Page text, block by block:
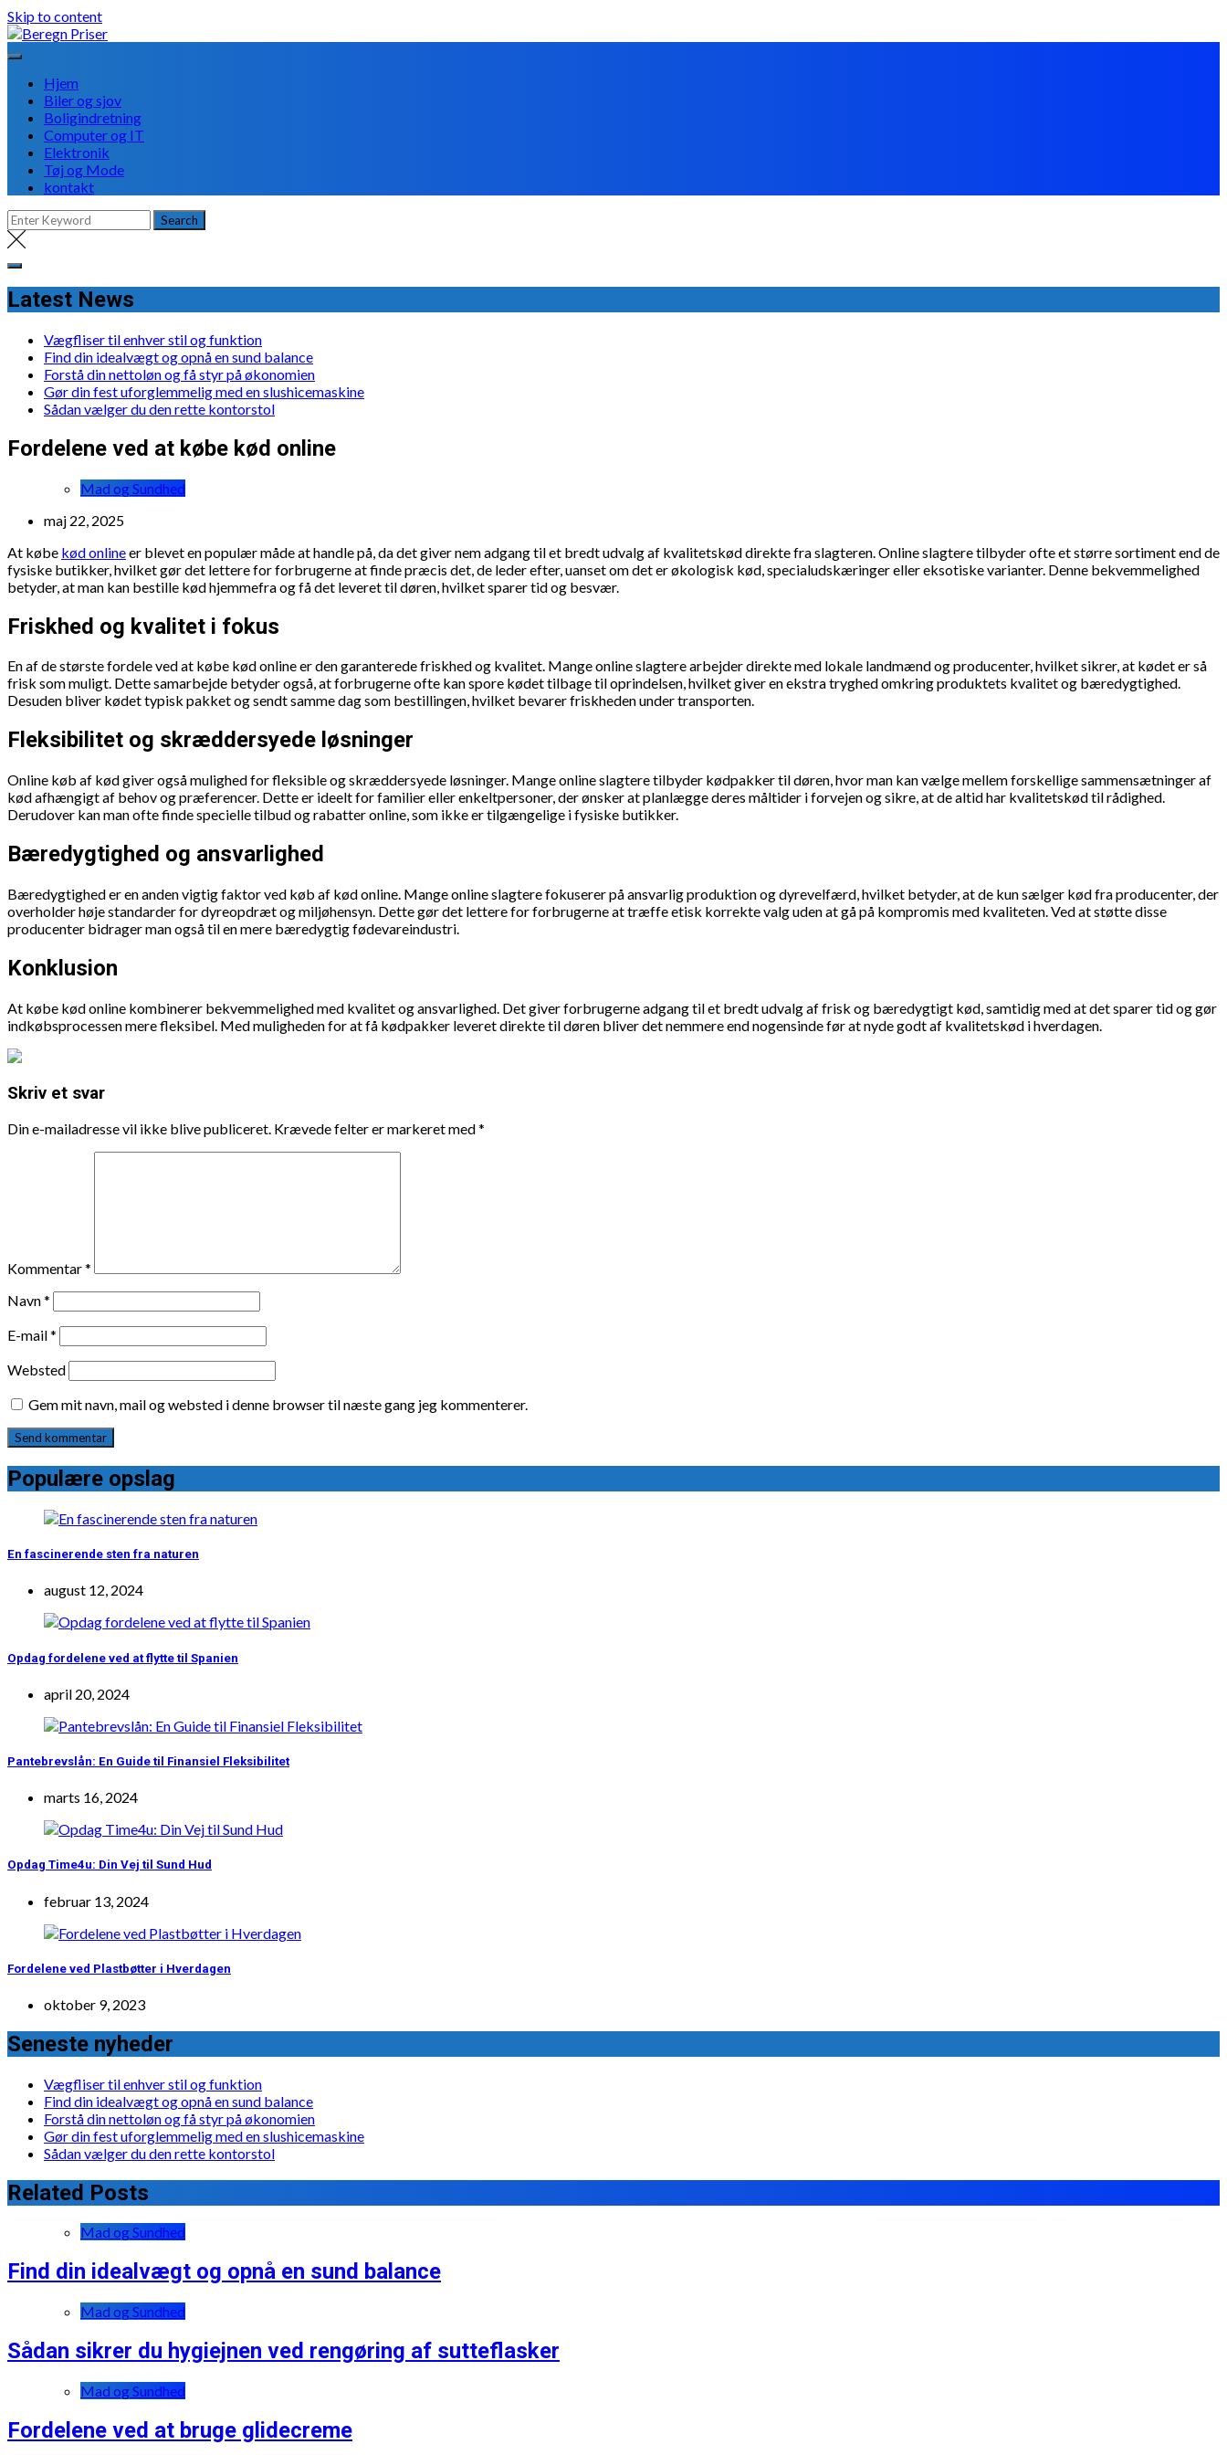
Skip to content
Hjem
Biler og sjov
Boligindretning
Computer og IT
Elektronik
Tøj og Mode
kontakt
Latest News
Vægfliser til enhver stil og funktion
Find din idealvægt og opnå en sund balance
Forstå din nettoløn og få styr på økonomien
Gør din fest uforglemmelig med en slushicemaskine
Sådan vælger du den rette kontorstol
Fordelene ved at købe kød online
Mad og Sundhed
maj 22, 2025
At købe kød onlineer blevet en populær måde at handle på, da det giver nem adgang til et bredt udvalg af kvalitetskød direkte fra slagteren. Online slagtere tilbyder ofte et større sortiment end de
fysiske butikker, hvilket gør det lettere for forbrugerne at finde præcis det, de leder efter, uanset om det er økologisk kød, specialudskæringer eller eksotiske varianter. Denne bekvemmelighed
betyder, at man kan bestille kød hjemmefra og få det leveret til døren, hvilket sparer tid og besvær.
Friskhed og kvalitet i fokus
En af de største fordele ved at købe kød online er den garanterede friskhed og kvalitet. Mange online slagtere arbejder direkte med lokale landmænd og producenter, hvilket sikrer, at kødet er så
frisk som muligt. Dette samarbejde betyder også, at forbrugerne ofte kan spore kødet tilbage til oprindelsen, hvilket giver en ekstra tryghed omkring produktets kvalitet og bæredygtighed.
Desuden bliver kødet typisk pakket og sendt samme dag som bestillingen, hvilket bevarer friskheden under transporten.
Fleksibilitet og skræddersyede løsninger
Online køb af kød giver også mulighed for fleksible og skræddersyede løsninger. Mange online slagtere tilbyder kødpakker til døren, hvor man kan vælge mellem forskellige sammensætninger af
kød afhængigt af behov og præferencer. Dette er ideelt for familier eller enkeltpersoner, der ønsker at planlægge deres måltider i forvejen og sikre, at de altid har kvalitetskød til rådighed.
Derudover kan man ofte finde specielle tilbud og rabatter online, som ikke er tilgængelige i fysiske butikker.
Bæredygtighed og ansvarlighed
Bæredygtighed er en anden vigtig faktor ved køb af kød online. Mange online slagtere fokuserer på ansvarlig produktion og dyrevelfærd, hvilket betyder, at de kun sælger kød fra producenter, der
overholder høje standarder for dyreopdræt og miljøhensyn. Dette gør det lettere for forbrugerne at træffe etisk korrekte valg uden at gå på kompromis med kvaliteten. Ved at støtte disse
producenter bidrager man også til en mere bæredygtig fødevareindustri.
Konklusion
At købe kød online kombinerer bekvemmelighed med kvalitet og ansvarlighed. Det giver forbrugerne adgang til et bredt udvalg af frisk og bæredygtigt kød, samtidig med at det sparer tid og gør
indkøbsprocessen mere fleksibel. Med muligheden for at få kødpakker leveret direkte til døren bliver det nemmere end nogensinde før at nyde godt af kvalitetskød i hverdagen.
Skriv et svar
Din e-mailadresse vil ikke blive publiceret. Krævede felter er markeret med*
Kommentar*
Navn*
E-mail*
Websted
Gem mit navn, mail og websted i denne browser til næste gang jeg kommenterer.
Populære opslag
En fascinerende sten fra naturen
august 12, 2024
Opdag fordelene ved at flytte til Spanien
april 20, 2024
Pantebrevslån: En Guide til Finansiel Fleksibilitet
marts 16, 2024
Opdag Time4u: Din Vej til Sund Hud
februar 13, 2024
Fordelene ved Plastbøtter i Hverdagen
oktober 9, 2023
Seneste nyheder
Vægfliser til enhver stil og funktion
Find din idealvægt og opnå en sund balance
Forstå din nettoløn og få styr på økonomien
Gør din fest uforglemmelig med en slushicemaskine
Sådan vælger du den rette kontorstol
Related Posts
Mad og Sundhed
Find din idealvægt og opnå en sund balance
Mad og Sundhed
Sådan sikrer du hygiejnen ved rengøring af sutteflasker
Mad og Sundhed
Fordelene ved at bruge glidecreme